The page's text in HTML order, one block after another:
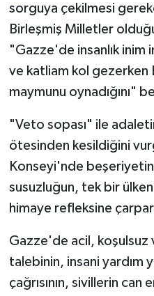
sorguya çekilmesi
Birleşmiş Milletler
"Gazze'de insanlık inim
ve katliam kol gezerken
maymunu oynadığını"
"Veto sopası" ile
ötesinden kesildiğini
Konseyi'nde
susuzluğun, tek bir
himaye refleksine
Gazze'de acil, koşulsuz
talebinin, insani yardım
çağrısının, sivillerin can